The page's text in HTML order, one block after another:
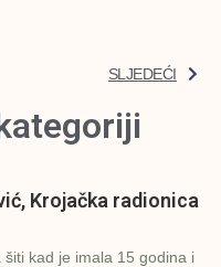
SLJEDEĆI
Krojačka radionica
šiti kad je imala 15 godina i